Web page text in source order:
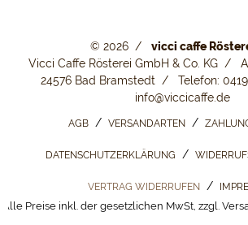
© 2026
vicci caffe
Vicci Caffe Rösterei GmbH & Co. KG
24576 Bad Bramstedt
Telefon:
info@viccicaffe.de
AGB VERSANDARTEN
DATENSCHUTZERKLÄRUNG
VERTRAG WIDERRUFEN
Alle Preise inkl. der gesetzlichen MwSt, zzgl.